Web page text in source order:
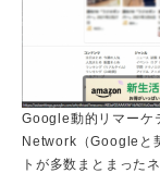
Google動的リマーケ
Network（Googleと
トが多数まとまった